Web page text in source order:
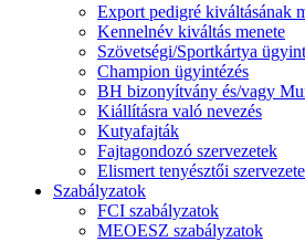
Export pedigré kiváltásának
Kennelnév kiváltás menete
Szövetségi/Sportkártya
Champion ügyintézés
BH bizonyítvány és/vagy
Kiállításra való nevezés
Kutyafajták
Fajtagondozó szervezetek
Elismert tenyésztői
Szabályzatok
FCI szabályzatok
MEOESZ szabályzatok